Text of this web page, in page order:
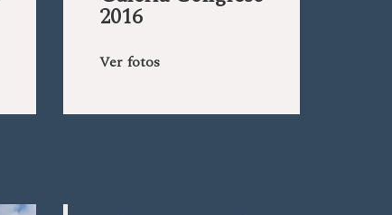
2016
Ver fotos